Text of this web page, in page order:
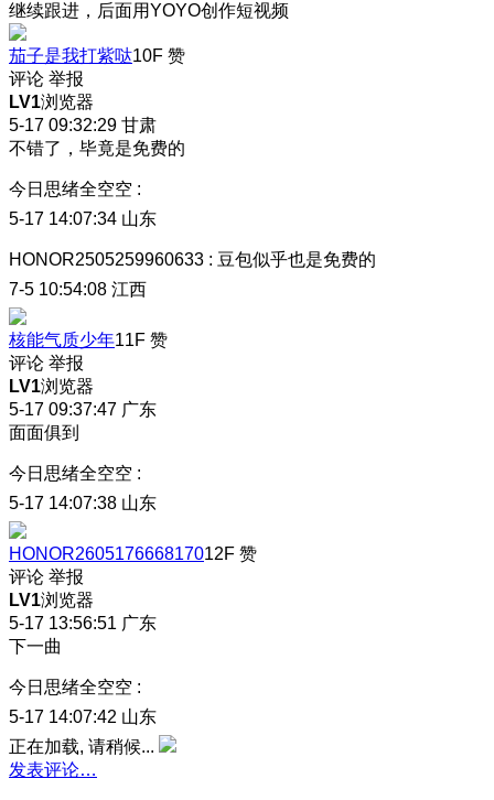
继续跟进，后面用YOYO创作短视频
茄子是我打紫哒10F 赞
评论 举报
LV1浏览器
5-17 09:32:29 甘肃
不错了，毕竟是免费的
今日思绪全空空 :
5-17 14:07:34 山东
HONOR2505259960633 : 豆包似乎也是免费的
7-5 10:54:08 江西
核能气质少年11F 赞
评论 举报
LV1浏览器
5-17 09:37:47 广东
面面俱到
今日思绪全空空 :
5-17 14:07:38 山东
HONOR260517666817012F 赞
评论 举报
LV1浏览器
5-17 13:56:51 广东
下一曲
今日思绪全空空 :
5-17 14:07:42 山东
正在加载, 请稍候...
发表评论…